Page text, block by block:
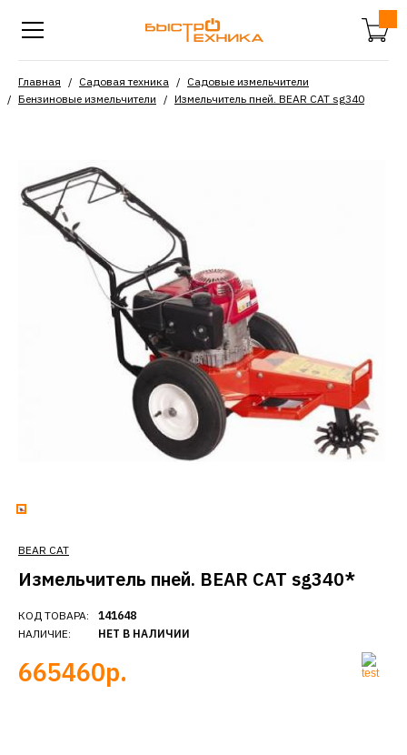
Главная Садовая техника
Садовые измельчители
Бензиновые измельчители
Измельчитель пней. BEAR CAT sg340
BEAR CAT
Измельчитель пней. BEAR CAT sg340*
КОД ТОВАРА:
НАЛИЧИЕ:
141648
НЕТ В НАЛИЧИИ
665460р.